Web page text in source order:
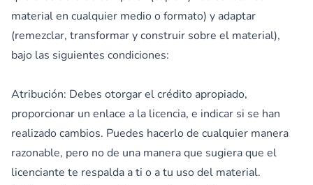
material en cualquier medio o formato) y adaptar
(remezclar, transformar y construir sobre el material),
bajo las siguientes condiciones:
Atribución: Debes otorgar el crédito apropiado,
proporcionar un enlace a la licencia, e indicar si se han
realizado cambios. Puedes hacerlo de cualquier manera
razonable, pero no de una manera que sugiera que el
licenciante te respalda a ti o a tu uso del material.